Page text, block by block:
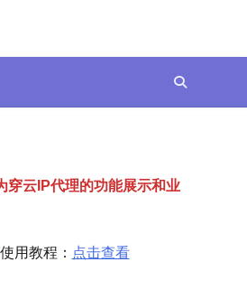
穿云 P代理的功能展示和业
用教程： 点击查看